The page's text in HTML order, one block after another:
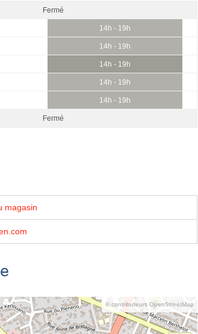
Fermé
14h - 19h
14h - 19h
14h - 19h
14h - 19h
14h - 19h
Fermé
magasin
© contributeurs OpenStreetMap